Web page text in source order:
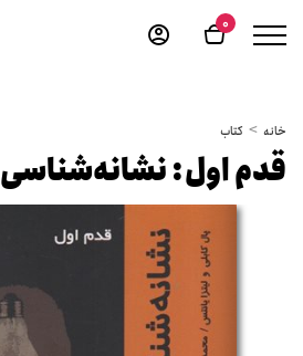
0
خانه کتاب
قدم اول: نشانه‌شناسی